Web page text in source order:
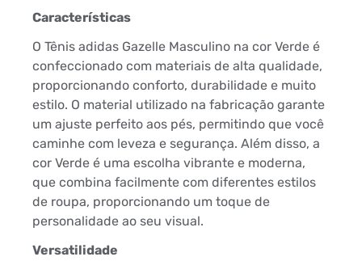
Características
O Tênis adidas Gazelle Masculino na cor Verde é
confeccionado com materiais de alta qualidade,
proporcionando conforto, durabilidade e muito
estilo. O material utilizado na fabricação garante
um ajuste perfeito aos pés, permitindo que você
caminhe com leveza e segurança. Além disso, a
cor Verde é uma escolha vibrante e moderna,
que combina facilmente com diferentes estilos
de roupa, proporcionando um toque de
personalidade ao seu visual.
Versatilidade